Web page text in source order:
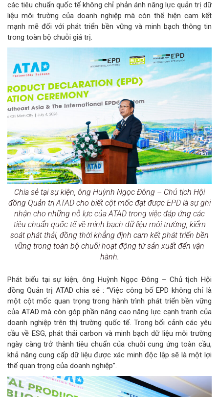
các tiêu chuẩn quốc tế không chỉ phản ánh năng lực quản trị dữ
liệu môi trường của doanh nghiệp mà còn thể hiện cam kết
mạnh mẽ đối với phát triển bền vững và minh bạch thông tin
trong toàn bộ chuỗi giá trị.
Chia sẻ tại sự kiện, ông Huỳnh Ngọc Đông – Chủ tịch Hội
đồng Quản trị ATAD cho biết cột mốc đạt được EPD là sự ghi
nhận cho những nỗ lực của ATAD trong việc đáp ứng các
tiêu chuẩn quốc tế về minh bạch dữ liệu môi trường, kiểm
soát phát thải, đồng thời khẳng định cam kết phát triển bền
vững trong toàn bộ chuỗi hoạt động từ sản xuất đến vận
hành.
Phát biểu tại sự kiện, ông Huỳnh Ngọc Đông – Chủ tịch Hội
đồng Quản trị ATAD chia sẻ : “Việc công bố EPD không chỉ là
một cột mốc quan trọng trong hành trình phát triển bền vững
của ATAD mà còn góp phần nâng cao năng lực cạnh tranh của
doanh nghiệp trên thị trường quốc tế. Trong bối cảnh các yêu
cầu về ESG, phát thải carbon và minh bạch dữ liệu môi trường
ngày càng trở thành tiêu chuẩn của chuỗi cung ứng toàn cầu,
khả năng cung cấp dữ liệu được xác minh độc lập sẽ là một lợi
thế quan trọng của doanh nghiệp”.